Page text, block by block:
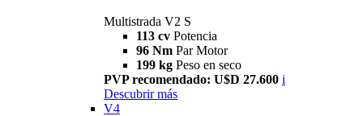
Multistrada V2 S
113 cv Potencia
96 Nm Par Motor
199 kg Peso en seco
PVP recomendado: U$D 27.600 i
Descubrir más
V4